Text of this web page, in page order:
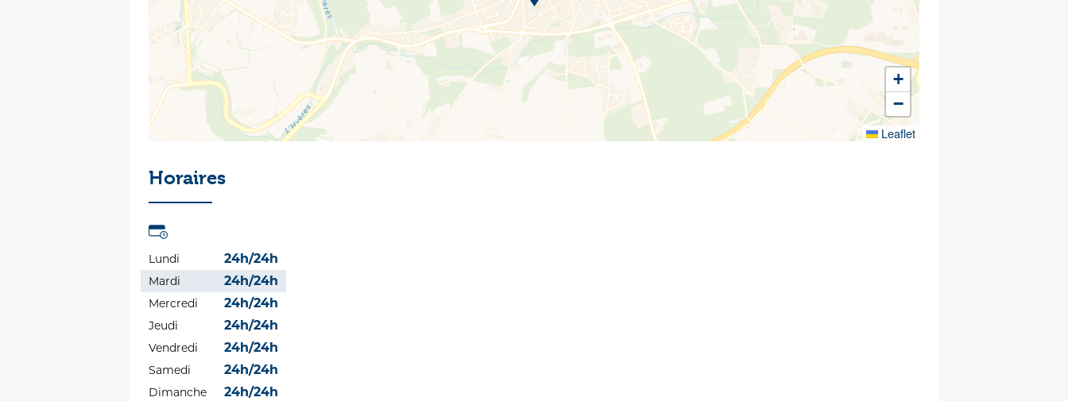
+
−
Leaflet
Horaires
Lundi 24h/24h
Mardi 24h/24h
Mercredi 24h/24h
Jeudi 24h/24h
Vendredi 24h/24h
Samedi 24h/24h
Dimanche 24h/24h